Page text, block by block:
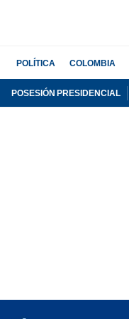
POLÍTICA COLOMBIA
POSESIÓN PRESIDENCIAL